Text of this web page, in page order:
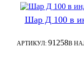
Шар Д 100 в
АРТИКУЛ: 91258В